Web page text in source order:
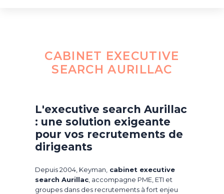
CABINET EXECUTIVE
SEARCHAURILLAC
L'executive search Aurillac
: une solution exigeante
pour vos recrutements de
dirigeants
Depuis 2004, Keyman, cabinet executive
search Aurillac , accompagne PME, ETI et
groupes dans des recrutements à fort enjeu